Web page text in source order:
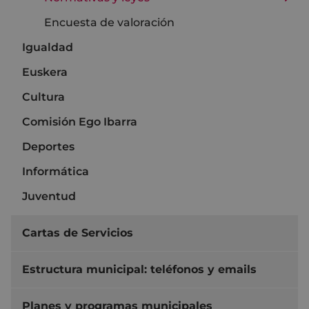
Encuesta de valoración
Igualdad
Euskera
Cultura
Comisión Ego Ibarra
Deportes
Informática
Juventud
Cartas de Servicios
Estructura municipal: teléfonos y emails
Planes y programas municipales